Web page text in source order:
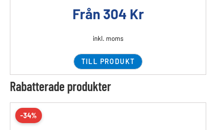
Från 304 Kr
inkl. moms
TILL PRODUKT
Rabatterade produkter
-34%